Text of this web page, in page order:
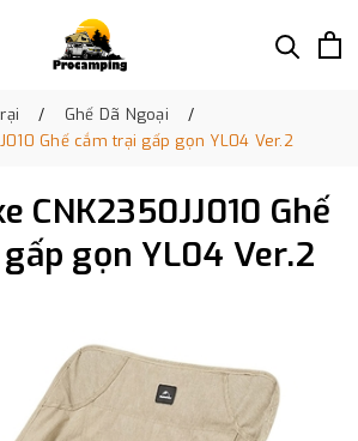
Ghế Dã Ngoại
Ghế cắm trại gấp gọn YL04 Ver.2
CNK2350JJ010 Ghế
gọn YL04 Ver.2